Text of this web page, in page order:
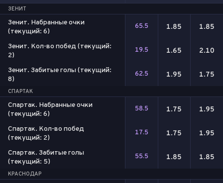
ЗЕНИТ
Зенит. Набранные очки
(текущий: 6)
65.5 1.85 1.85
Зенит. Кол-во побед (текущий:
2)
19.5 1.65 2.10
Зенит. Забитые голы (текущий:
8)
62.5 1.95 1.75
СПАРТАК
Спартак. Набранные очки
(текущий: 6)
58.5 1.75 1.95
Спартак. Кол-во побед
(текущий: 2)
17.5 1.75 1.95
Спартак. Забитые голы
(текущий: 5)
55.5 1.85 1.85
КРАСНОДАР